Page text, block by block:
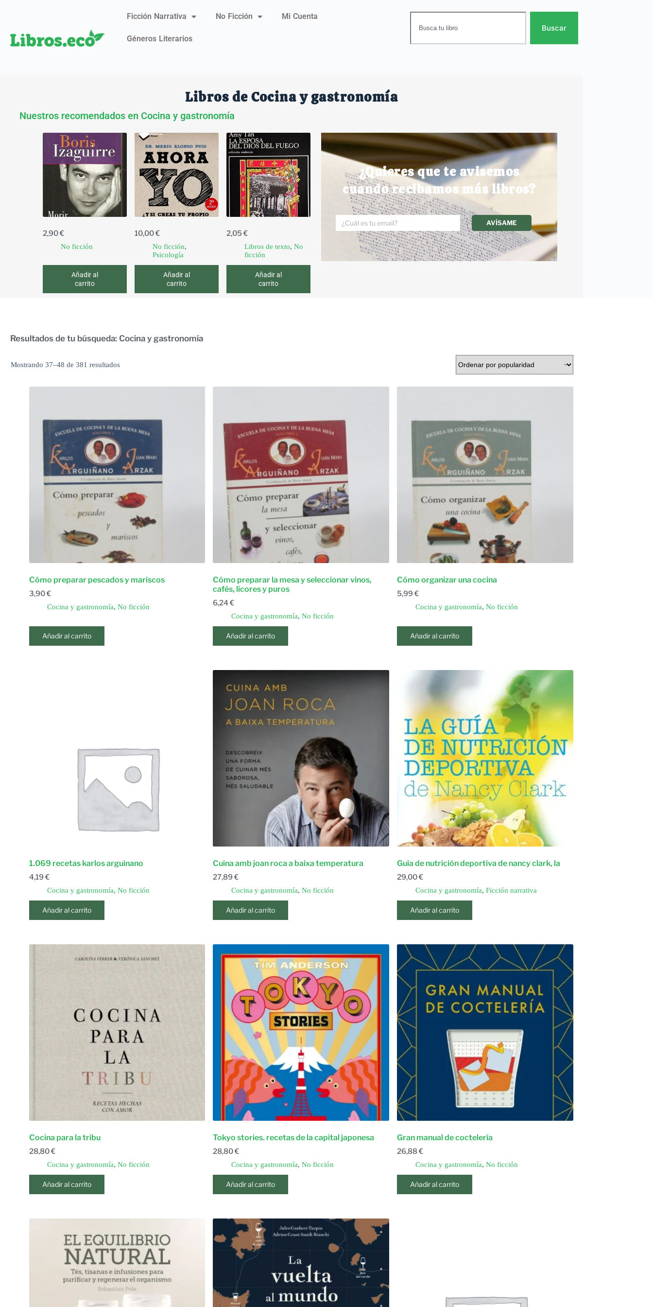
Ficción Narrativa No Ficción Mi Cuenta
Géneros Literarios
Buscar
Libros de Cocina y gastronomía
Nuestros recomendados en Cocina y gastronomía
2,90€
No ficción
Añadir al
carrito
10,00€
No ficción,
Psicología
Añadir al
carrito
2,05 €
Libros de texto,No
ficción
Añadir al
carrito
¿Quieres que te avisemos
cuando recibamos más libros?
AVÍSAME
Resultados de tu búsqueda: Cocina y gastronomía
Mostrando 37–48 de 381 resultados
Cómo preparar pescados y mariscos
3,90€
Cocina y gastronomía, No ficción
Añadir al carrito
Cómo preparar la mesa y seleccionar vinos,
cafés, licores y puros
6,24€
Cocina y gastronomía, No ficción
Añadir al carrito
Cómo organizar una cocina
5,99€
Cocina y gastronomía, No ficción
Añadir al carrito
1.069 recetas karlos arguinano
4,19 €
Cocina y gastronomía, No ficción
Añadir al carrito
Cuina amb joan roca a baixa temperatura
27,89€
Cocina y gastronomía, No ficción
Añadir al carrito
Guía de nutrición deportiva de nancy clark, la
29,00€
Cocina y gastronomía, Ficción narrativa
Añadir al carrito
Cocina para la tribu
28,80€
Cocina y gastronomía, No ficción
Añadir al carrito
Tokyo stories. recetas de la capital japonesa
28,80€
Cocina y gastronomía, No ficción
Añadir al carrito
Gran manual de coctelería
26,88€
Cocina y gastronomía, No ficción
Añadir al carrito